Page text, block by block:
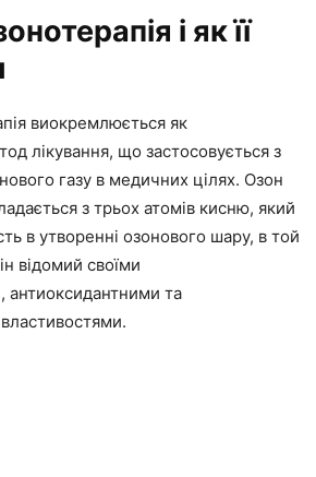
і як її
виокремлюється як
лікування, що застосовується з
газу в медичних цілях. Озон
з трьох атомів кисню, який
в утворенні озонового шару, в той
відомий своїми
антиоксидантними та